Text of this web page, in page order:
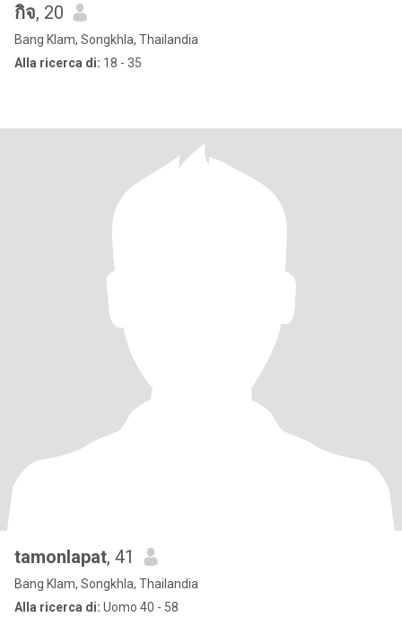
กิจ, 20
Bang Klam, Songkhla, Thailandia
Alla ricerca di: 18 - 35
tamonlapat, 41
Bang Klam, Songkhla, Thailandia
Alla ricerca di: Uomo 40 - 58